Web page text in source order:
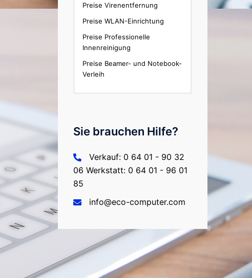
complete
Preisliste büro+/ERP-complete
Preise Virenentfernung
Preise WLAN-Einrichtung
Preise Professionelle
Innenreinigung
Preise Beamer- und Notebook-
Verleih
Sie brauchen Hilfe?
Verkauf: 0 64 01 - 90 32
06 Werkstatt: 0 64 01 - 96 01
85
info@eco-computer.com